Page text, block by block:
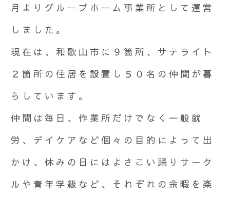
月よりグループホーム事業所として運営
しました。
現在は、和歌山市に９箇所、サテライト
２箇所の住居を設置し５０名の仲間が暮
らしています。
仲間は毎日、作業所だけでなく一般就
労、デイケアなど個々の目的によって出
かけ、休みの日にはよさこい踊りサーク
ルや青年学級など、それぞれの余暇を楽